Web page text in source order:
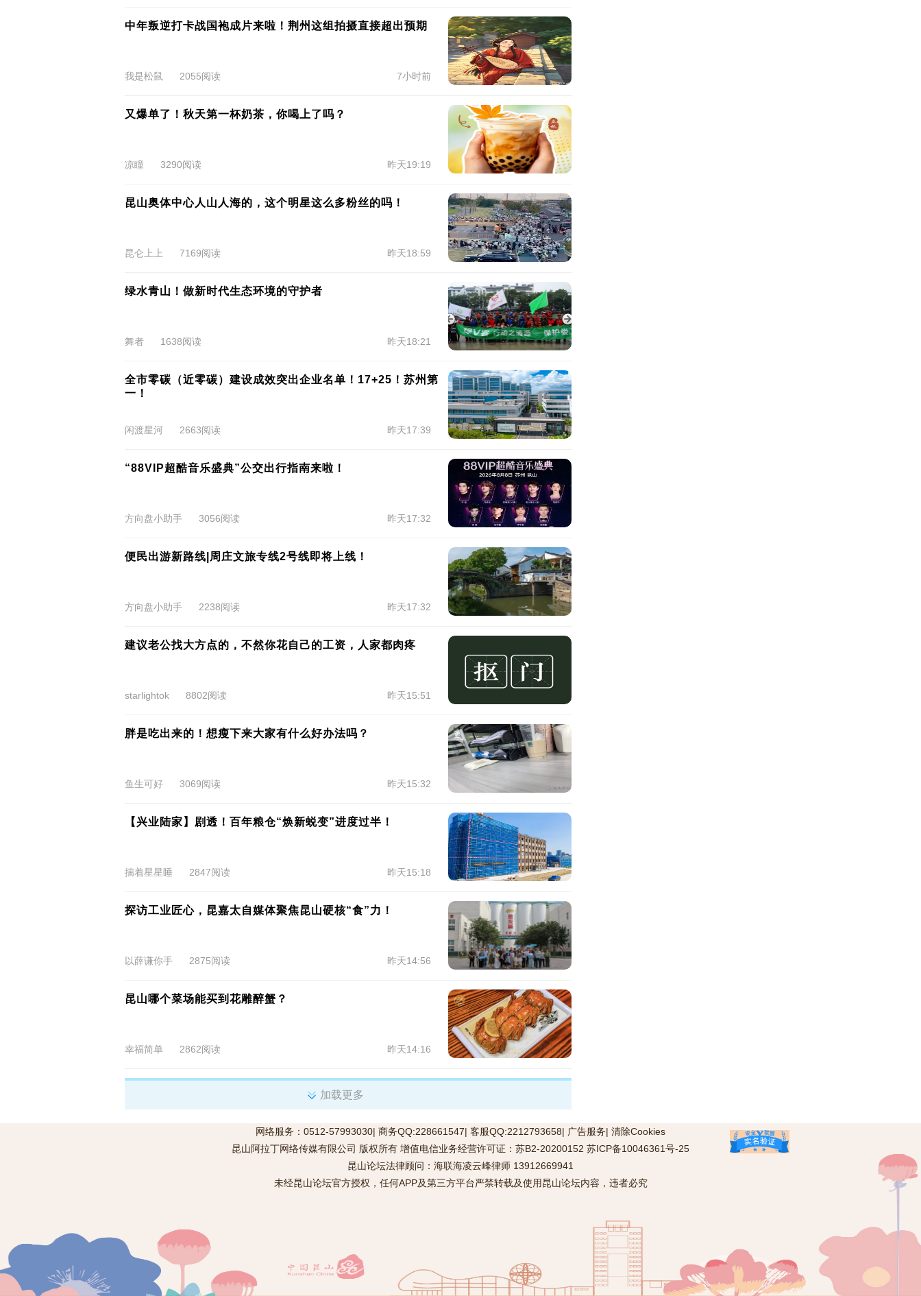
中年叛逆打卡战国袍成片来啦！荆州这组拍摄直接超出预期
我是松鼠 2055阅读 7小时前
又爆单了！秋天第一杯奶茶，你喝上了吗？
凉瞳 3290阅读 昨天19:19
昆山奥体中心人山人海的，这个明星这么多粉丝的吗！
昆仑上上 7169阅读 昨天18:59
绿水青山！做新时代生态环境的守护者
舞者 1638阅读 昨天18:21
全市零碳（近零碳）建设成效突出企业名单！17+25！苏州第
一！
闲渡星河 2663阅读 昨天17:39
“88VIP超酷音乐盛典”公交出行指南来啦！
方向盘小助手 3056阅读 昨天17:32
便民出游新路线|周庄文旅专线2号线即将上线！
方向盘小助手 2238阅读 昨天17:32
建议老公找大方点的，不然你花自己的工资，人家都肉疼
starlightok 8802阅读 昨天15:51
胖是吃出来的！想瘦下来大家有什么好办法吗？
鱼生可好 3069阅读 昨天15:32
【兴业陆家】剧透！百年粮仓“焕新蜕变”进度过半！
揣着星星睡 2847阅读 昨天15:18
探访工业匠心，昆嘉太自媒体聚焦昆山硬核“食”力！
以薛谦你手 2875阅读 昨天14:56
昆山哪个菜场能买到花雕醉蟹？
幸福简单 2862阅读 昨天14:16
加载更多
网络服务：0512-57993030| 商务QQ:228661547| 客服QQ:2212793658| 广告服务| 清除Cookies
昆山阿拉丁网络传媒有限公司 版权所有 增值电信业务经营许可证： 苏B2-20200152 苏ICP备10046361号-25
昆山论坛法律顾问：海联海凌云峰律师 13912669941
未经昆山论坛官方授权，任何APP及第三方平台严禁转载及使用昆山论坛内容，违者必究